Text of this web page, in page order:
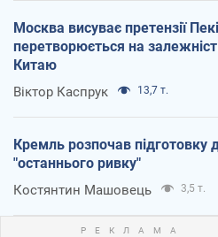
Москва висуває претензії
перетворюється на
Китаю
Віктор Каспрук 13,7 т.
Кремль розпочав підготовку
"останнього ривку"
Костянтин Машовець 3,5 т.